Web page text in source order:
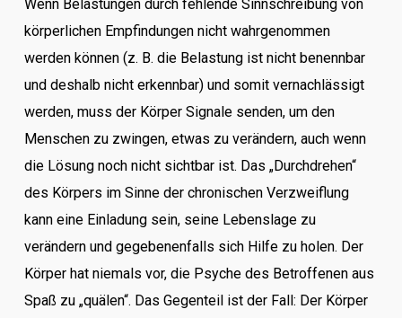
Wenn Belastungen durch fehlende Sinnschreibung von
körperlichen Empfindungen nicht wahrgenommen
werden können (z. B. die Belastung ist nicht benennbar
und deshalb nicht erkennbar) und somit vernachlässigt
werden, muss der Körper Signale senden, um den
Menschen zu zwingen, etwas zu verändern, auch wenn
die Lösung noch nicht sichtbar ist. Das „Durchdrehen“
des Körpers im Sinne der chronischen Verzweiflung
kann eine Einladung sein, seine Lebenslage zu
verändern und gegebenenfalls sich Hilfe zu holen. Der
Körper hat niemals vor, die Psyche des Betroffenen aus
Spaß zu „quälen“. Das Gegenteil ist der Fall: Der Körper